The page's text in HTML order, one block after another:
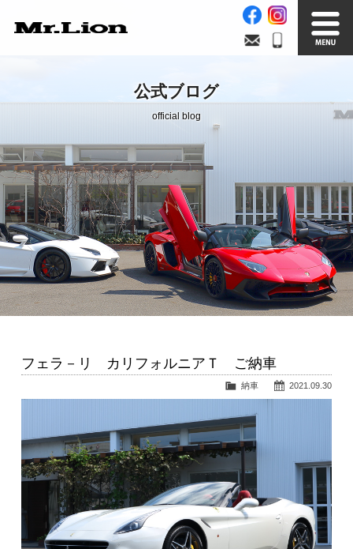
在庫車情報 買取無料査定
Factory
自社工場 サービス案内
Official Blog
公式ブログ
Company info.
会社案内
公式ブログ
official blog
フェラ－リ カリフォルニアＴ ご納車
2021.09.30
納車